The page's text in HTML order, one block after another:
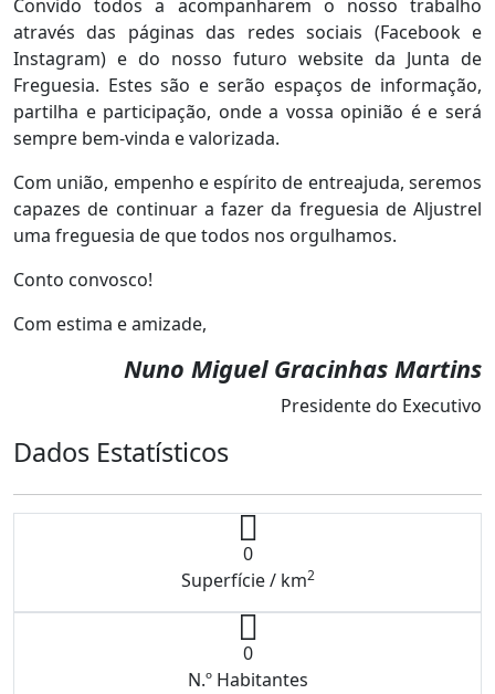
Convido todos a acompanharem o nosso trabalho
através das páginas das redes sociais (Facebook e
Instagram) e do nosso futuro website da Junta de
Freguesia. Estes são e serão espaços de informação,
partilha e participação, onde a vossa opinião é e será
sempre bem-vinda e valorizada.
Com união, empenho e espírito de entreajuda, seremos
capazes de continuar a fazer da freguesia de Aljustrel
uma freguesia de que todos nos orgulhamos.
Conto convosco!
Com estima e amizade,
Nuno Miguel Gracinhas Martins
Presidente do Executivo
Dados Estatísticos
0
Superfície / km2
0
N.º Habitantes